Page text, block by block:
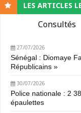
LES ARTICLES
Consultés
27/07/2026
Sénégal : Diomaye
Républicains »
30/07/2026
Police nationale : 2
épaulettes